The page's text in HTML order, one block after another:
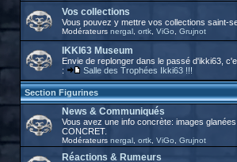
Vos collections
Vous pouvez y mettre vos collections saint-
Modérateurs nergal, ortk, ViGo Grujnot
IKKI63 Museum
Envie de replonger dans le passé d'ikki63,
:
Salle des Trophées Ikki63 !!!
Section Figurines
News & Communiqués
Vous avez une info concrète: images
CONCRET.
Modérateurs nergal, ortk, ViGo Grujnot
Réactions & Rumeurs